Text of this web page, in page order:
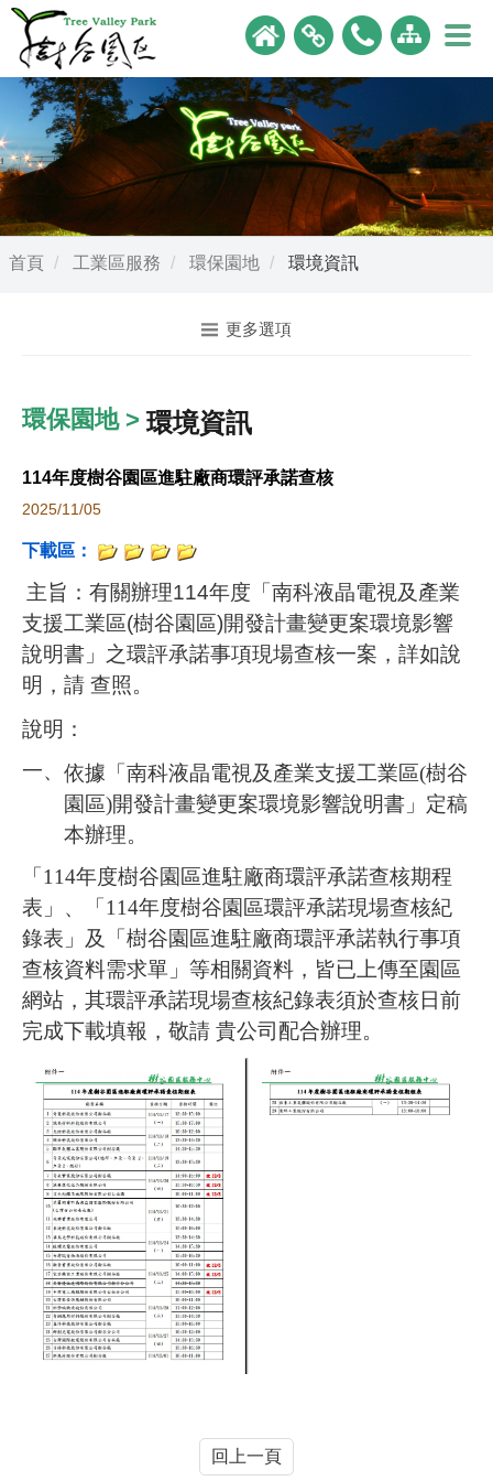
首頁 工業區服務 環保園地 環境資訊
更多選項
環保園地 > 環境資訊
114年度樹谷園區進駐廠商環評承諾查核
2025/11/05
下載區：
主旨：有關辦理114年度「南科液晶電視及產業
支援工業區(樹谷園區)開發計畫變更案環境影響
說明書」之環評承諾事項現場查核一案，詳如說
明，請 查照。
說明：
一、 依據「南科液晶電視及產業支援工業區(樹谷
園區)開發計畫變更案環境影響說明書」定稿
本辦理。
「 114年度樹谷園區進駐廠商環評承諾查核期程
表」、「 114年度樹谷園區環評承諾現場查核紀
錄表」及「樹谷園區進駐廠商環評承諾執行事項
查核資料需求單」等相關資料，皆已上傳至園區
網站，其環評承諾現場查核紀錄表須於查核日前
完成下載填報，敬請 貴公司配合辦理。
回上一頁